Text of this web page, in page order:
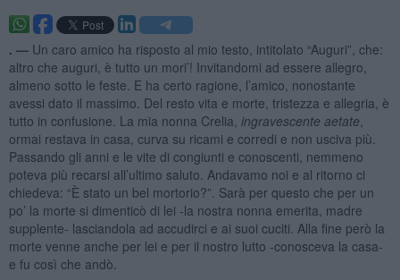
. — Un caro amico ha risposto al mio testo, intitolato “Auguri”, che:
altro che auguri, è tutto un mori’! Invitandomi ad essere allegro,
almeno sotto le feste. E ha certo ragione, l’amico, nonostante
avessi dato il massimo. Del resto vita e morte, tristezza e allegria, è
tutto in confusione. La mia nonna Crelia, ingravescente aetate
ormai restava in casa, curva su ricami e corredi e non usciva più.
Passando gli anni e le vite di congiunti e conoscenti, nemmeno
poteva più recarsi all’ultimo saluto. Andavamo noi e al ritorno ci
chiedeva: “È stato un bel mortorio?”. Sarà per questo che per un
po’ la morte si dimenticò di lei -la nostra nonna emerita, madre
supplente- lasciandola ad accudirci e ai suoi cuciti. Alla fine però la
morte venne anche per lei e per il nostro lutto -conosceva la casa-
e fu così che andò.